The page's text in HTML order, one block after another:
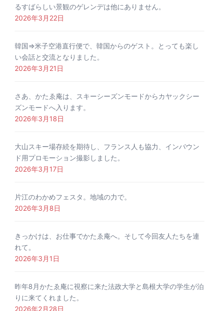
るすばらしい景観のゲレンデは他にありません。
2026年3月22日
韓国⇒米子空港直行便で、韓国からのゲスト。とっても楽し
い会話と交流となりました。
2026年3月21日
さあ、かたゑ庵は、スキーシーズンモードからカヤックシー
ズンモードへ入ります。
2026年3月18日
大山スキー場存続を期待し、フランス人も協力、インバウン
ド用プロモーション撮影しました。
2026年3月17日
片江のわかめフェスタ。地域の力で。
2026年3月8日
きっかけは、お仕事でかたゑ庵へ。そして今回友人たちを連
れて。
2026年3月1日
昨年8月かたゑ庵に視察に来た法政大学と島根大学の学生が泊
りに来てくれました。
2026年2月28日